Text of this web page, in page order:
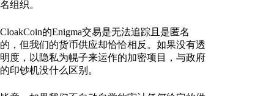
名组织。
CloakCoin的Enigma交易是无法追踪且是匿名
的，但我们的货币供应却恰恰相反。如果没有透
明度，以隐私为幌子来运作的加密项目，与政府
的印钞机没什么区别。